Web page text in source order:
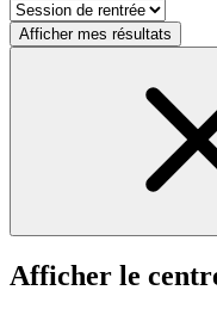
Afficher mes résultats
Afficher le